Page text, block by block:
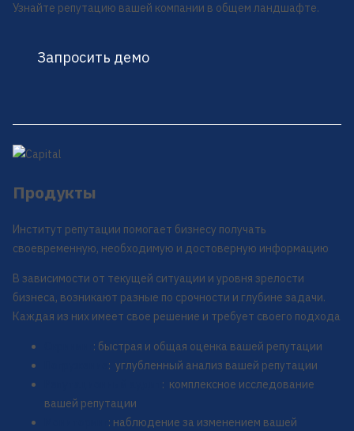
Узнайте репутацию вашей компании в общем ландшафте.
Запросить демо
Продукты
Институт репутации помогает бизнесу получать
своевременную, необходимую и достоверную информацию
В зависимости от текущей ситуации и уровня зрелости
бизнеса, возникают разные по срочности и глубине задачи.
Каждая из них имеет свое решение и требует своего подхода
: быстрая и общая оценка вашей репутации
: углубленный анализ вашей репутации
: комплексное исследование
вашей репутации
: наблюдение за изменением вашей